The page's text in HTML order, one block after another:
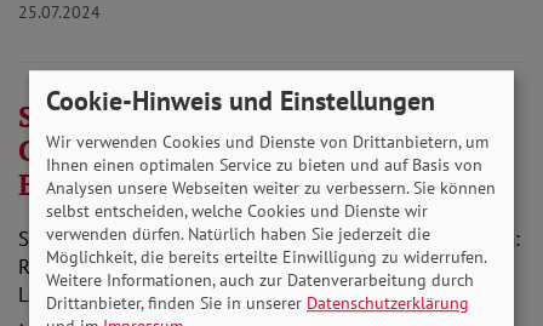
25.07.2024
Stellungnahme zum Antrag der
CDU/CSU: Reintegration in das
Erwerbsleben verbessern
SoVD-Stellungnahme zum Antrag der CDU/CSU-Fraktion:
Reintegration in das Erwerbsleben verbessern - Durch
Lotsen positive Effekte für den Arbeitsmarkt…
Cookie-Hinweis und Einstellungen
Wir verwenden Cookies und Dienste von Drittanbietern, um
Ihnen einen optimalen Service zu bieten und auf Basis von
Analysen unsere Webseiten weiter zu verbessern. Sie können
selbst entscheiden, welche Cookies und Dienste wir
verwenden dürfen. Natürlich haben Sie jederzeit die
Möglichkeit, die bereits erteilte Einwilligung zu widerrufen.
Weitere Informationen, auch zur Datenverarbeitung durch
Drittanbieter, finden Sie in unserer Datenschutzerklärung